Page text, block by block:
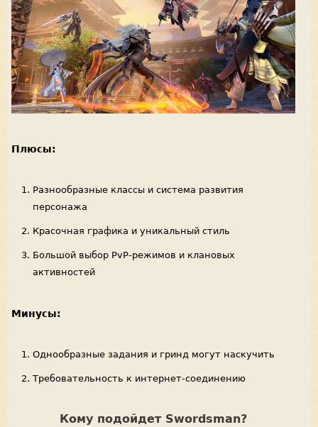
Плюсы:
Разнообразные классы и система развития
персонажа
Красочная графика и уникальный стиль
Большой выбор PvP-режимов и клановых
активностей
Минусы:
Однообразные задания и гринд могут наскучить
Требовательность к интернет-соединению
Кому подойдет Swordsman?